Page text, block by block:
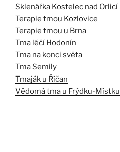
Sklenářka Kostelec nad Orlicí
Terapie tmou Kozlovice
Terapie tmou u Brna
Tma léčí Hodonín
Tma na konci světa
Tma Semily
Tmaják u Říčan
Vědomá tma u Frýdku-Místku